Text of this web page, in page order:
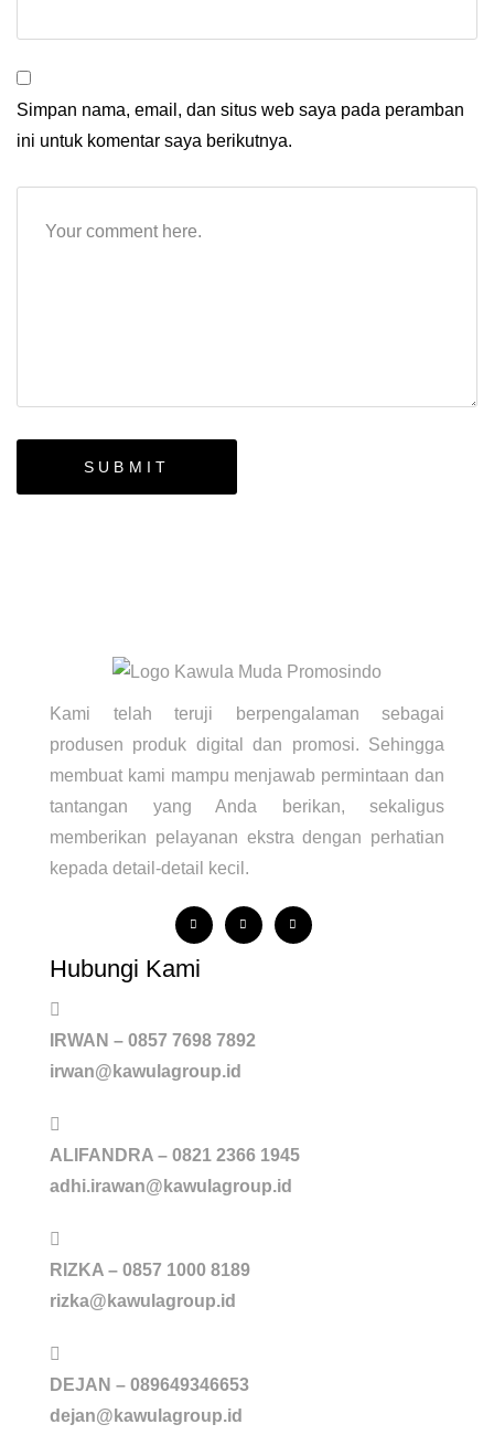
Simpan nama, email, dan situs web saya pada peramban
ini untuk komentar saya berikutnya.
Kami telah teruji berpengalaman sebagai
produsen produk digital dan promosi. Sehingga
membuat kami mampu menjawab permintaan dan
tantangan yang Anda berikan, sekaligus
memberikan pelayanan ekstra dengan perhatian
kepada detail-detail kecil.
Hubungi Kami
IRWAN – 0857 7698 7892
irwan@kawulagroup.id
ALIFANDRA – 0821 2366 1945
adhi.irawan@kawulagroup.id
RIZKA – 0857 1000 8189
rizka@kawulagroup.id
DEJAN – 089649346653
dejan@kawulagroup.id